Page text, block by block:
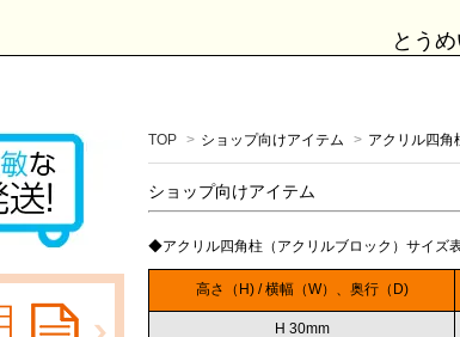
とう
TOP > ショップ向けアイテム > アクリル四角
ショップ向けアイテム
◆アクリル四角柱（アクリルブロック）サイズ
高さ（H) / 横幅（W）、奥行（D)
H 30mm